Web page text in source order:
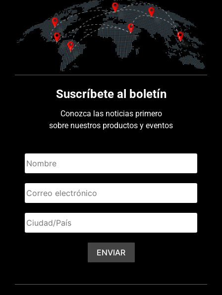
Suscríbete al boletín
Conozca las noticias primero
sobre nuestros productos y eventos